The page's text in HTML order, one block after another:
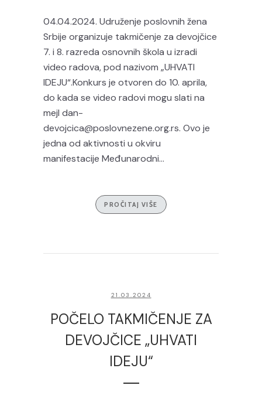
04.04.2024. Udruženje poslovnih žena
Srbije organizuje takmičenje za devojčice
7. i 8. razreda osnovnih škola u izradi
video radova, pod nazivom „UHVATI
IDEJU“.Konkurs je otvoren do 10. aprila,
do kada se video radovi mogu slati na
mejl dan-
devojcica@poslovnezene.org.rs. Ovo je
jedna od aktivnosti u okviru
manifestacije Međunarodni...
PROČITAJ VIŠE
21.03.2024
POČELO TAKMIČENJE ZA
DEVOJČICE „UHVATI
IDEJU“